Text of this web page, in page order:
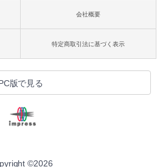
会社概要
特定商取引法に基づく表示
版で見る
©2026